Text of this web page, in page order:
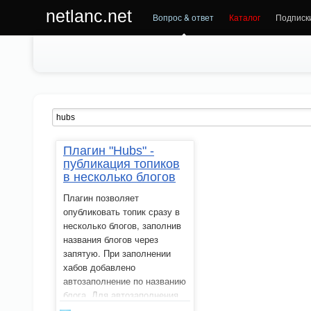
netlanc.net Вопрос & ответ Каталог
Плагин "Hubs" -
публикация топиков
в несколько блогов
Плагин позволяет
опубликовать топик сразу в
несколько блогов, заполнив
названия блогов через
запятую. При заполнении
хабов добавлено
автозаполнение по названию
блога. Для автозаполнения